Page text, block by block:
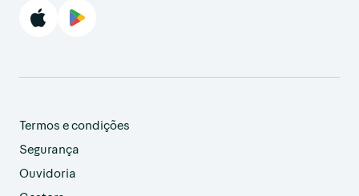
Termos e condições
Segurança
Ouvidoria